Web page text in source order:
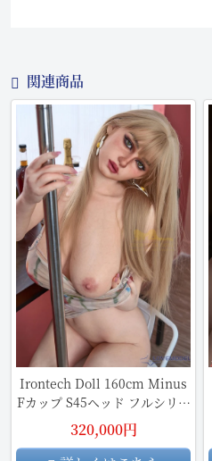
関連商品
Irontech Doll 160cm Minus
Fカップ S45ヘッド フルシリコ
ン製ラブドール
320,000円